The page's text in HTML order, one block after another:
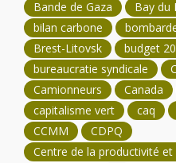
Bande de Gaza Bay du
bilan carbone
Brest-Litovsk
budget
bureaucratie syndicale
Camionneurs
Canada
capitalisme vert
caq
CCMM
CDPQ
Centre de la productivité